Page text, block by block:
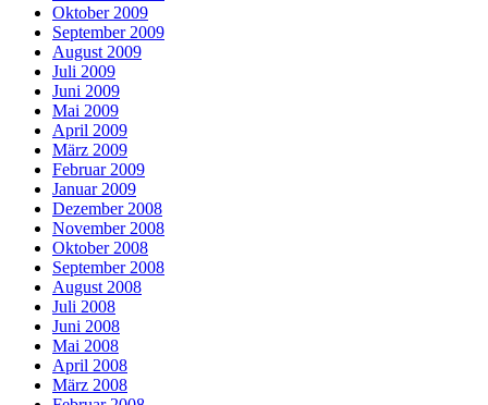
Oktober 2009
September 2009
August 2009
Juli 2009
Juni 2009
Mai 2009
April 2009
März 2009
Februar 2009
Januar 2009
Dezember 2008
November 2008
Oktober 2008
September 2008
August 2008
Juli 2008
Juni 2008
Mai 2008
April 2008
März 2008